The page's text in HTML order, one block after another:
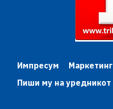
Импресум
Маркетинг
Пиши му на уредникот